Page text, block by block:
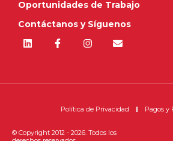
Oportunidades de Trabajo
Contáctanos y Síguenos
© Copyright 2012 - 2026. Todos los
Política de Privacidad Pagos y